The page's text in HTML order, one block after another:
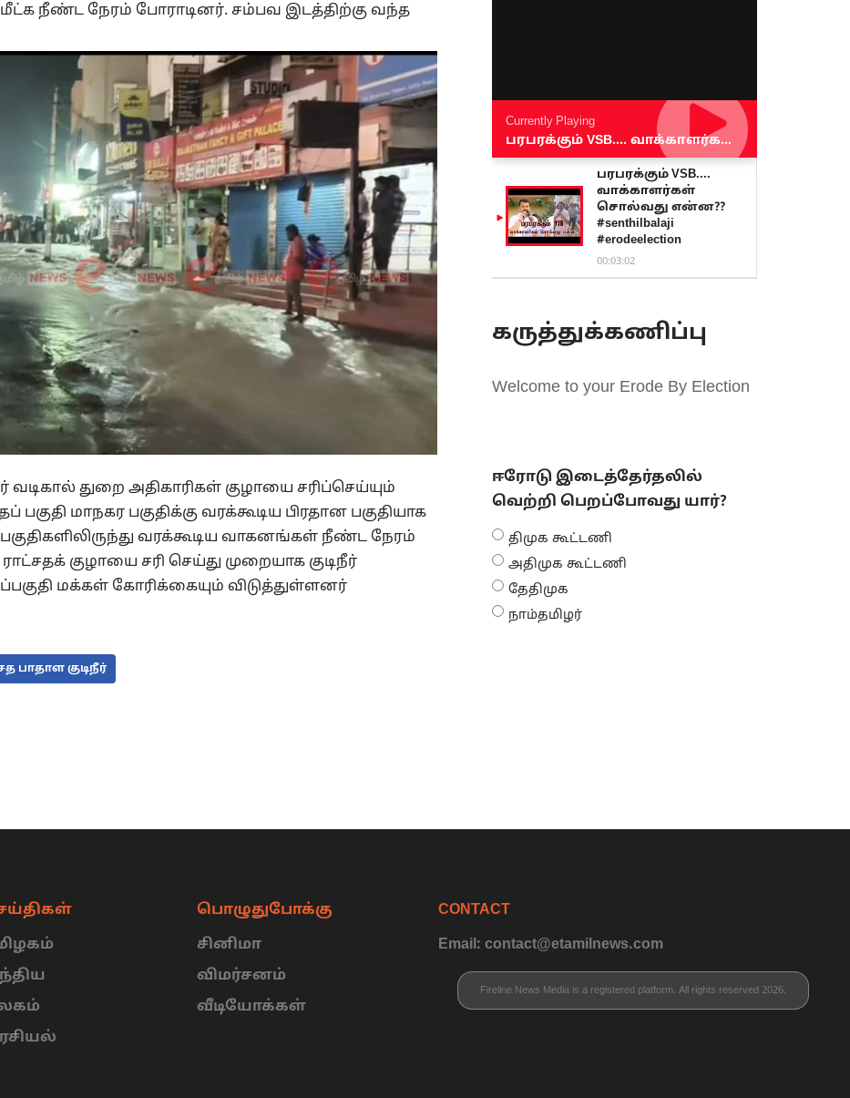
நீண்ட நேரம் போராடினர். சம்பவ இடத்திற்கு வந்த
வடிகால் துறை அதிகாரிகள் குழாயை சரிப்செய்யும்
மாநகர பகுதிக்கு வரக்கூடிய பிரதான பகுதியாக
வரக்கூடிய வாகனங்கள் நீண்ட நேரம்
குழாயை சரி செய்து முறையாக குடிநீர்
மக்கள் கோரிக்கையும் விடுத்துள்ளனர்
பாதாள குடிநீர்
Currently Playing
பரபரக்கும் VSB.... வாக்காளர்கள் சொல்வது என்ன?? #senthilbalaji #erodeelection
பரபரக்கும் VSB....
வாக்காளர்கள்
சொல்வது என்ன??
#senthilbalaji
#erodeelection
00:03:02
கருத்துக்கணிப்பு
Welcome to your Erode By Election
ஈரோடு இடைத்தேர்தலில்
வெற்றி பெறப்போவது யார்?
திமுக கூட்டணி
அதிமுக கூட்டணி
தேதிமுக
நாம்தமிழர்
பொழுதுபோக்கு
சினிமா
விமர்சனம்
வீடியோக்கள்
CONTACT
Email: contact@etamilnews.com
Fireline News Media is a registered platform. All rights reserved 2026.